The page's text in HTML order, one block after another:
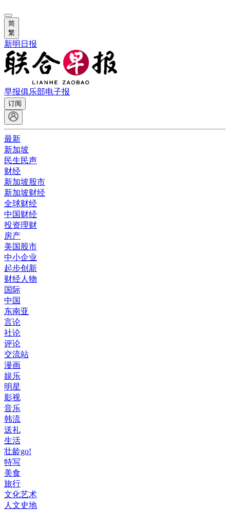
简
繁
新明日报
早报俱乐部电子报
订阅
最新
新加坡
民生民声
财经
新加坡股市
新加坡财经
全球财经
中国财经
投资理财
房产
美国股市
中小企业
起步创新
财经人物
国际
中国
东南亚
言论
社论
评论
交流站
漫画
娱乐
明星
影视
音乐
韩流
送礼
生活
壮龄go!
特写
美食
旅行
文化艺术
人文史地